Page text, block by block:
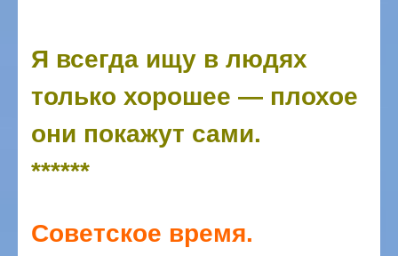
Я всегда ищу в людях
только хорошее — плохое
они покажут сами.
******
Советское время.